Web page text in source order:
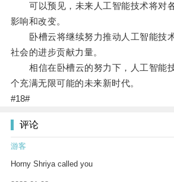
可以预见，未来人工智能技术将对
影响和改变。
卧槽云将继续努力推动人工智能技
社会的进步贡献力量。
相信在卧槽云的努力下，人工智能
个充满无限可能的未来新时代。
#18#
评论
游客
Horny Shriya called you